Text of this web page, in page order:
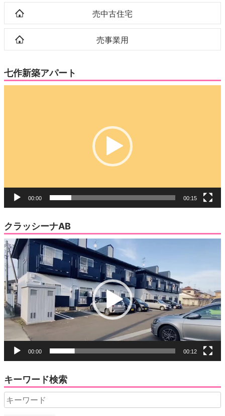
売中古住宅
売事業用
七作新築アパート
00:00 00:15
クラッシーナAB
動
画
プ
レ
ー
ヤ
ー
00:00 00:12
キーワード検索
Search
for: